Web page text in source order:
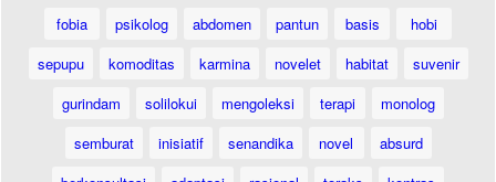
fobia psikolog abdomen pantun basis
hobi
sepupu
komoditas karmina novelet habitat
suvenir
gurindam
solilokui mengoleksi terapi
monolog
semburat
inisiatif senandika novel
absurd